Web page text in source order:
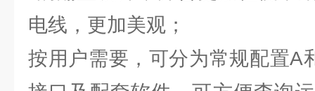
电线，更加美观；
按用户需要，可分为常规配置A